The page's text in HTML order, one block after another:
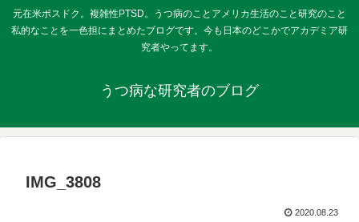
元在米ポスドク。複雑性PTSD。うつ病のことアメリカ生活のこと研究のこと
私的なことを一色担にまとめたブログです。今も日本のどこかでアカデミア研
究者やってます。
うつ病な研究者のブログ
IMG_3808
2020.08.23